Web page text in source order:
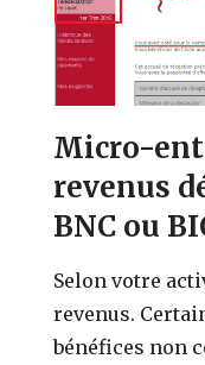
Micro-
revenus
BNC ou
Selon votre
revenus.
bénéfices non